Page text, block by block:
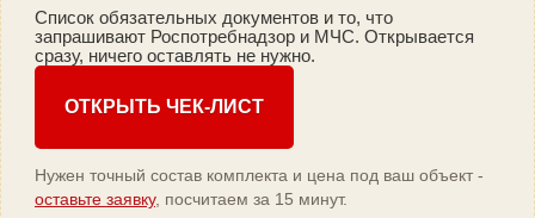
Список обязательных документов и то, что
запрашивают Роспотребнадзор и МЧС. Открывается
сразу, ничего оставлять не нужно.
ОТКРЫТЬ ЧЕК-ЛИСТ
Нужен точный состав комплекта и цена под ваш объект -
оставьте заявку, посчитаем за 15 минут.